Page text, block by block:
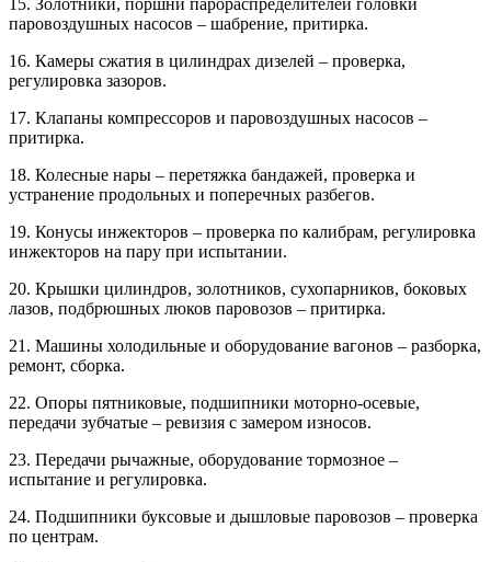
паровоздушных насосов – шабрение, притирка.
16. Камеры сжатия в цилиндрах дизелей – проверка,
регулировка зазоров.
17. Клапаны компрессоров и паровоздушных насосов –
притирка.
18. Колесные нары – перетяжка бандажей, проверка и
устранение продольных и поперечных разбегов.
19. Конусы инжекторов – проверка по калибрам, регулировка
инжекторов на пару при испытании.
20. Крышки цилиндров, золотников, сухопарников, боковых
лазов, подбрюшных люков паровозов – притирка.
21. Машины холодильные и оборудование вагонов – разборка,
ремонт, сборка.
22. Опоры пятниковые, подшипники моторно-осевые,
передачи зубчатые – ревизия с замером износов.
23. Передачи рычажные, оборудование тормозное –
испытание и регулировка.
24. Подшипники буксовые и дышловые паровозов – проверка
по центрам.